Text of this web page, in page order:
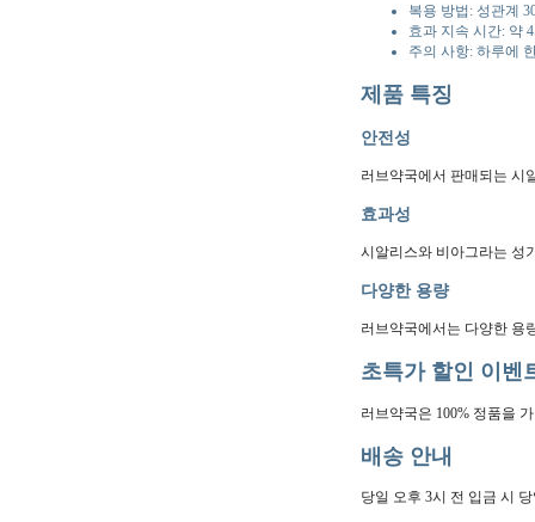
복용 방법: 성관계
효과 지속 시간: 약
주의 사항: 하루에
제품 특징
안전성
러브약국에서 판매되는 시
효과성
시알리스와 비아그라는 성
다양한 용량
러브약국에서는 다양한 용
초특가 할인 이벤
러브약국은 100% 정품을
배송 안내
당일 오후 3시 전 입금 시